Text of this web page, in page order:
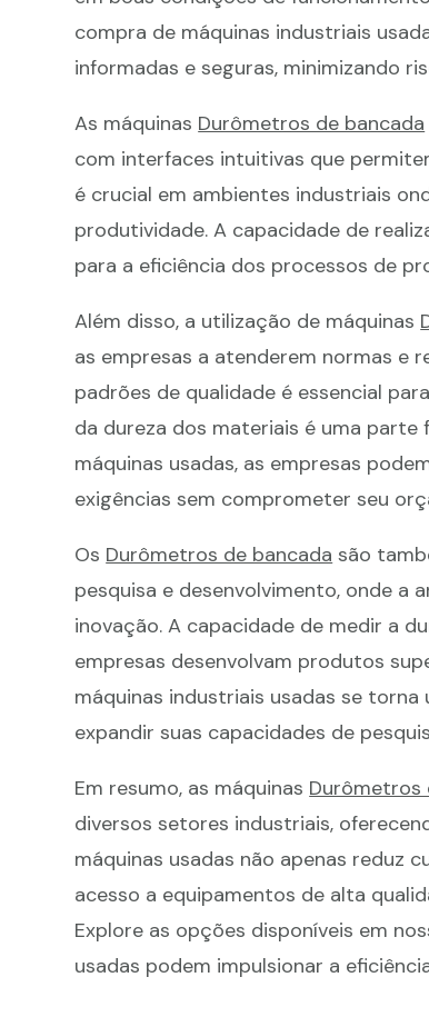
compra de máquinas industriais
informadas e seguras, minimizando
As máquinas Durômetros de bancada
com interfaces intuitivas que
é crucial em ambientes industriais
produtividade. A capacidade de
para a eficiência dos processos de
Além disso, a utilização de máquinas
as empresas a atenderem normas e
padrões de qualidade é essencial
da dureza dos materiais é uma parte
máquinas usadas, as empresas
exigências sem comprometer seu
Os Durômetros de bancada são
pesquisa e desenvolvimento, onde a
inovação. A capacidade de medir a
empresas desenvolvam produtos
máquinas industriais usadas se
expandir suas capacidades de
Em resumo, as máquinas Durômetros
diversos setores industriais,
máquinas usadas não apenas reduz
acesso a equipamentos de alta
Explore as opções disponíveis em
usadas podem impulsionar a